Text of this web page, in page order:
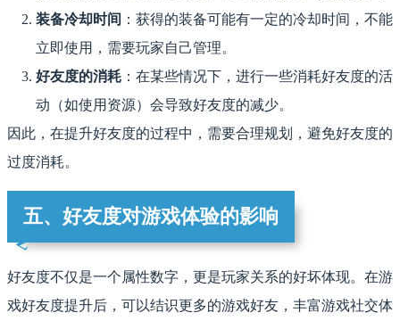
装备冷却时间 ：获得的装备可能有一定的冷却时间，不能
立即使用，需要玩家自己管理。
好友度的消耗 ：在某些情况下，进行一些消耗好友度的活
动（如使用资源）会导致好友度的减少。
因此，在提升好友度的过程中，需要合理规划，避免好友度的
过度消耗。
五、好友度对游戏体验的影响
好友度不仅是一个属性数字，更是玩家关系的好坏体现。在游
戏好友度提升后，可以结识更多的游戏好友，丰富游戏社交体